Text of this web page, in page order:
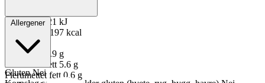
Energi kJ 821 kJ
197 kcal
Fett 13 g
Mettet fett
5.9 g
Enumettet fett 5.6 g
Flerumettet fett 0.6 g
Allergener
Gluten Nei